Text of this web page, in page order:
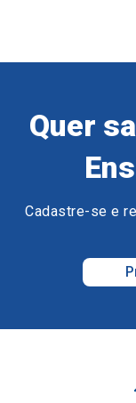
Quer
Cadastre-se e